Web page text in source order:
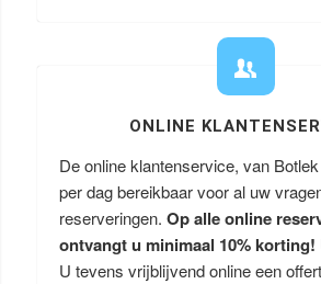
ONLINE
De online klantenservice, van
per dag bereikbaar voor al uw
reserveringen. Op alle online
ontvangt u minimaal 10% korting!
U tevens vrijblijvend online een